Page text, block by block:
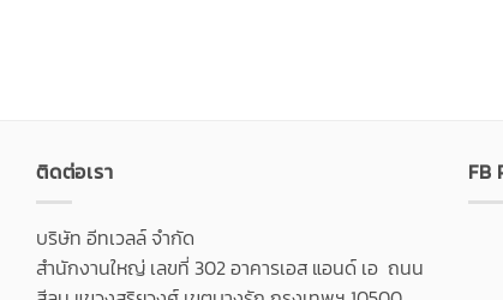
ติดต่อเรา
บริษัท อีทเวลล์ จำกัด
สำนักงานใหญ่ เลขที่ 302 อาคารเอส แอนด์ เอ ถนน
FB